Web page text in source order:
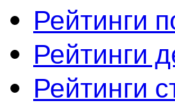
Рейтинги
Рейтинги
Рейтинги